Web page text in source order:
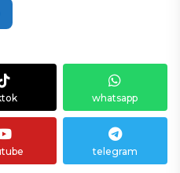
whatsapp
telegram